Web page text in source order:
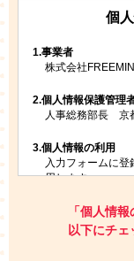
個
1.事業者
株式会社
2.個人情報保護管理
人事総務部長 京
3.個人情報の利用
入力フォームに登
用します。
お問い合わせ
レプトンのキ
室等をご案内
「個人情
以下にチェ